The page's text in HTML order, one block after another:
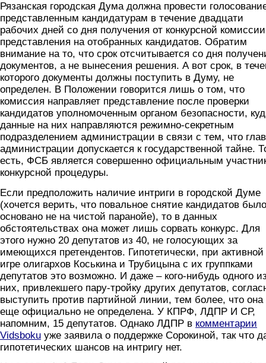
Рязанская городская Дума должна провести
представленным кандидатурам в течение двадцати
рабочих дней со дня получения от конкурсной комиссии
представления на отобранных кандидатов. Обратим
внимание на то, что срок отсчитывается со дня
документов, а не вынесения решения. А вот срок, в
которого документы должны поступить в Думу, не
определен. В Положении говорится лишь о том, что
комиссия направляет представление после проверки
кандидатов уполномоченным органом безопасности,
данные на них направляются режимно-секретным
подразделением администрации в связи с тем, что
администрации допускается к государственной тайне.
есть, ФСБ является совершенно официальным
конкурсной процедуры.
Если предположить наличие интриги в городской Думе
(хочется верить, что повальное снятие кандидатов было
основано не на чистой паранойе), то в данных
обстоятельствах она может лишь сорвать конкурс. Для
этого нужно 20 депутатов из 40, не голосующих за
имеющихся претендентов. Гипотетически, при активной
игре олигархов Коськина и Трубицына с их группками
депутатов это возможно. И даже – кого-нибудь одного
них, привлекшего пару-тройку других депутатов,
выступить против партийной линии, тем более, что она
еще официально не определена. У КПРФ, ЛДПР И СР,
напомним, 15 депутатов. Однако ЛДПР в комментарии
Vidsboku уже заявила о поддержке Сорокиной, так что
гипотетических шансов на интригу нет.